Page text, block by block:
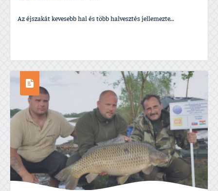
Az éjszakát kevesebb hal és több halvesztés jellemezte...